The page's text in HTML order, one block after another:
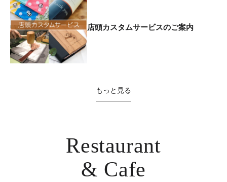
店頭カスタムサービスのご案内
もっと見る
Restaurant
& Cafe